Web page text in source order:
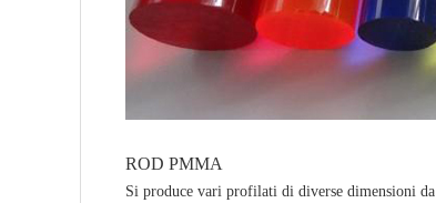
ROD PMMA
Si produce vari profilati di diverse dimensioni